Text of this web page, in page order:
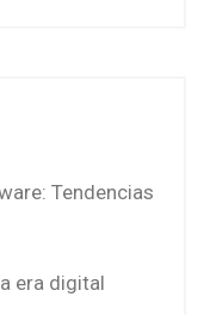
Tendencias
era digital